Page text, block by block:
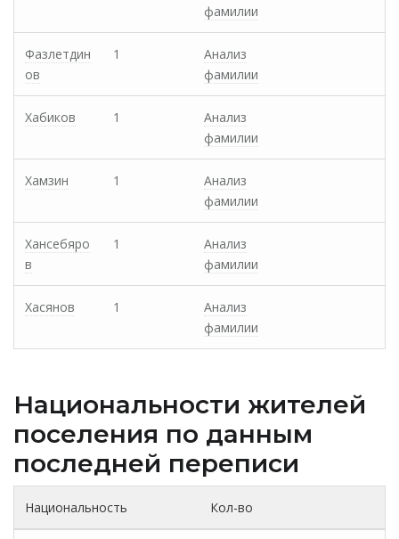
фамилии
Фазлетдин
ов
1
Анализ
фамилии
Хабиков 1
Анализ
фамилии
Хамзин 1
Анализ
фамилии
Хансебяро
в
1
Анализ
фамилии
Хасянов 1
Анализ
фамилии
Национальности жителей
поселения по данным
последней переписи
Национальность Кол-во